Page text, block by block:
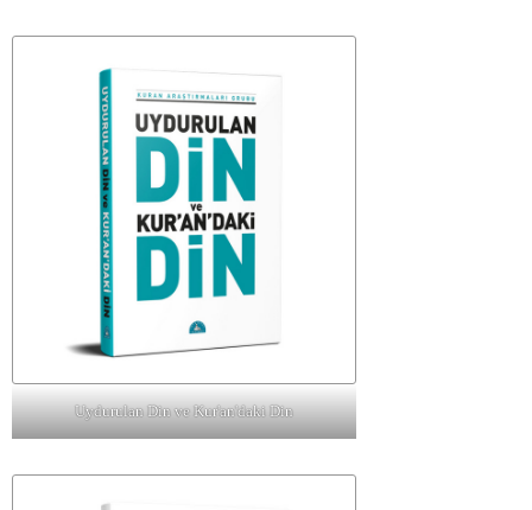
Uydurulan Din ve Kur'an'daki Din